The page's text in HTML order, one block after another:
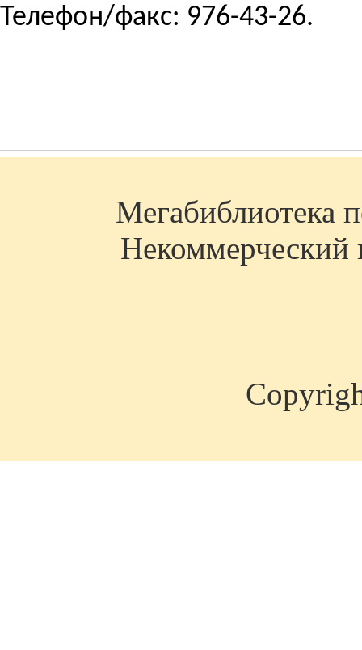
Телефон/факс: 976-43-26.
Мегабиблиотека
Некоммерческий